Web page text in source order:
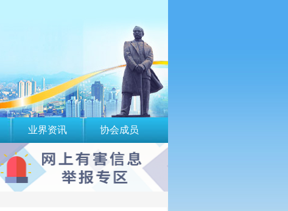
业界资讯 协会成员